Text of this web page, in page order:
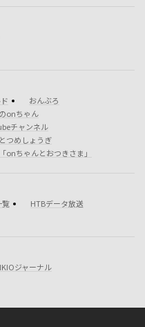
おんぶろ
onちゃん
チャンネル
つめしょうぎ
onちゃんとおつきさま」
覧
HTBデータ放送
ジャーナル